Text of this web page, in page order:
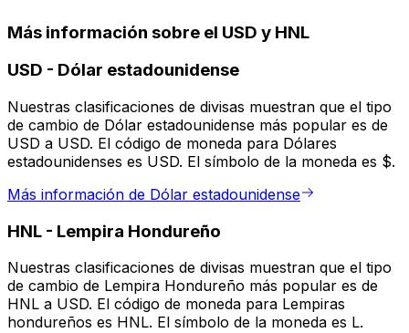
Más información sobre el USD y HNL
USD - Dólar estadounidense
Nuestras clasificaciones de divisas muestran que el tipo
de cambio de Dólar estadounidense más popular es de
USD a USD. El código de moneda para Dólares
estadounidenses es USD. El símbolo de la moneda es $.
Más información de Dólar estadounidense
HNL - Lempira Hondureño
Nuestras clasificaciones de divisas muestran que el tipo
de cambio de Lempira Hondureño más popular es de
HNL a USD. El código de moneda para Lempiras
hondureños es HNL. El símbolo de la moneda es L.